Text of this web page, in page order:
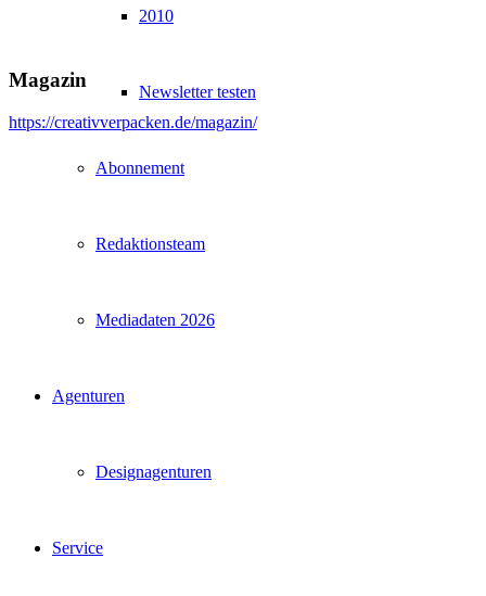
2010
Newsletter testen
Abonnement
Redaktionsteam
Mediadaten 2026
Agenturen
Designagenturen
Service
Magazin
https://creativverpacken.de/magazin/